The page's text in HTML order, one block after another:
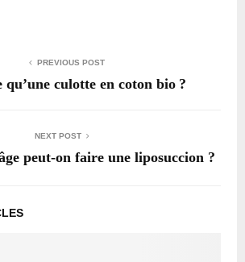
PREVIOUS POST
qu’une culotte en coton bio ?
NEXT POST
peut-on faire une liposuccion ?